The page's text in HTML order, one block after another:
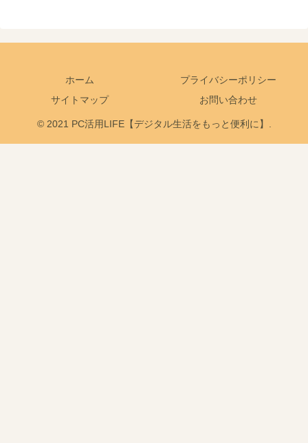
ホーム
プライバシーポリシー
サイトマップ
お問い合わせ
© 2021 PC活用LIFE【デジタル生活をもっと便利に】.